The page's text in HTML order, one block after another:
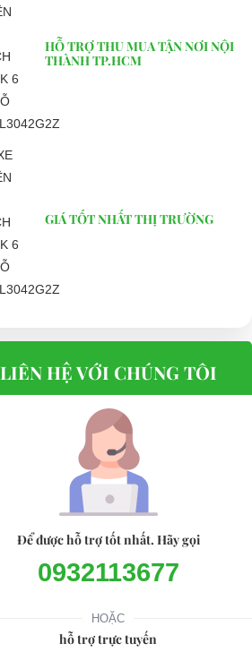
HỖ TRỢ THU MUA TẬN NƠI NỘI
THÀNH TP.HCM
GIÁ TỐT NHẤT THỊ TRƯỜNG
LIÊN HỆ VỚI CHÚNG TÔI
Để được hỗ trợ tốt nhất. Hãy gọi
0932113677
HOẶC
hỗ trợ trực tuyến